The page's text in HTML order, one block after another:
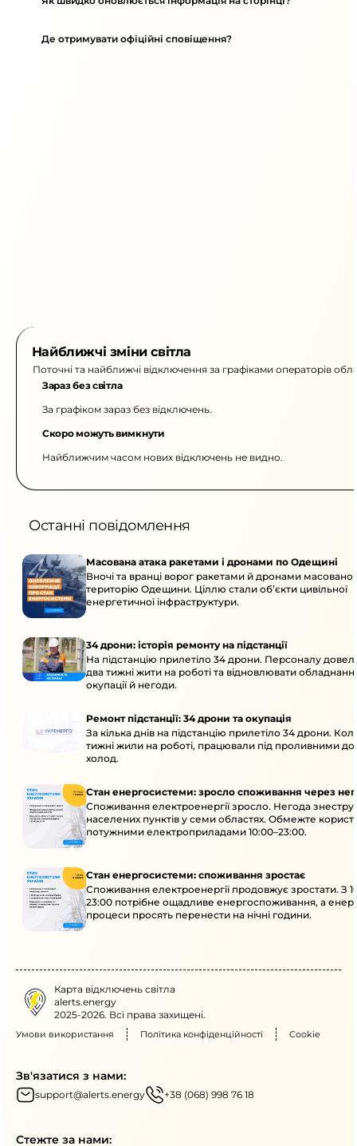
Де отримувати офіційні сповіщення?
Найближчі зміни світла
Поточні та найближчі відключення за графіками операторів
Зараз без світла
За графіком зараз без відключень.
Скоро можуть вимкнути
Найближчим часом нових відключень не видно.
Останні повідомлення
Масована атака ракетами і дронами по Одещині
Вночі та вранці ворог ракетами й дронами масовано
територію Одещини. Ціллю стали об’єкти цивільної
енергетичної інфраструктури.
34 дрони: історія ремонту на підстанції
На підстанцію прилетіло 34 дрони. Персоналу
два тижні жити на роботі та відновлювати
окупації й негоди.
Ремонт підстанції: 34 дрони та окупація
За кілька днів на підстанцію прилетіло 34 дрони.
тижні жили на роботі, працювали під проливними
холод.
Стан енергосистеми: зросло споживання через
Споживання електроенергії зросло. Негода
населених пунктів у семи областях. Обмежте
потужними електроприладами 10:00–23:00.
Стан енергосистеми: споживання зростає
Споживання електроенергії продовжує зростати. З
23:00 потрібне ощадливе енергоспоживання, а
процеси просять перенести на нічні години.
Карта відключень світла
alerts.energy
2025-2026. Всі права захищені.
Умови використання Політика конфіденційності Cookie
Зв'язатися з нами:
support@alerts.energy +38 (068) 998 76 18
Стежте за нами: